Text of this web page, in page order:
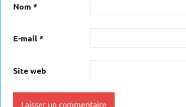
Nom *
E-mail*
Site web